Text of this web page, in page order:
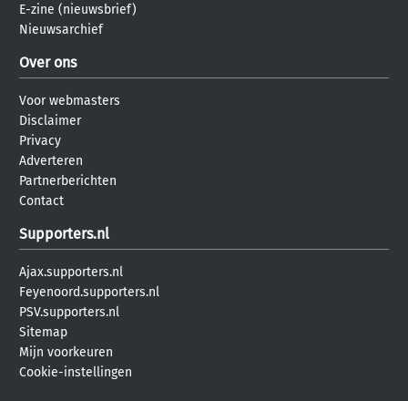
E-zine (nieuwsbrief)
Nieuwsarchief
Over ons
Voor webmasters
Disclaimer
Privacy
Adverteren
Partnerberichten
Contact
Supporters.nl
Ajax.supporters.nl
Feyenoord.supporters.nl
PSV.supporters.nl
Sitemap
Mijn voorkeuren
Cookie-instellingen